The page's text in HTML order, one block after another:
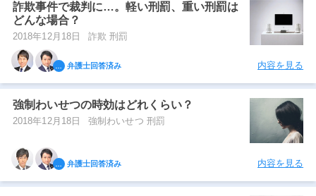
ご依頼者からのお手紙
無料相談の口コミ評判
詐欺事件で裁判に…。軽い刑罰、重い刑罰は
どんな場合？
2018年12月18日 詐欺 刑罰
弁護士回答済み 内容を見る
強制わいせつの時効はどれくらい？
2018年12月18日 強制わいせつ 刑罰
弁護士回答済み 内容を見る